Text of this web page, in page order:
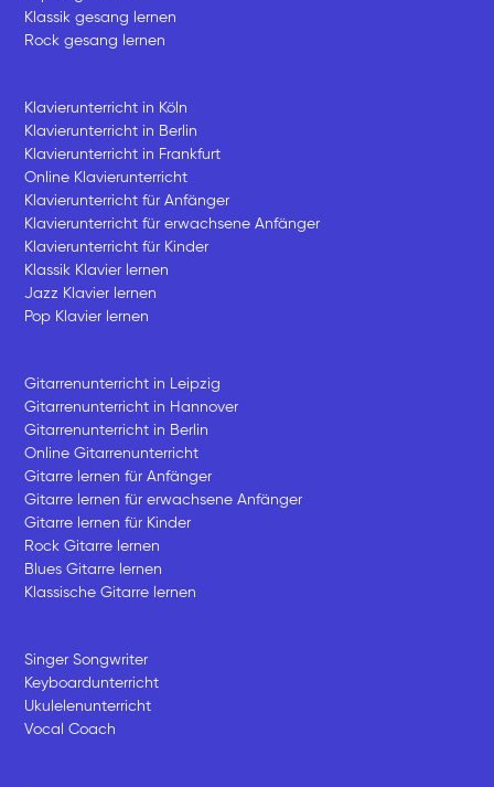
Klassik gesang lernen
Rock gesang lernen
Klavierunterricht in Köln
Klavierunterricht in Berlin
Klavierunterricht in Frankfurt
Online Klavierunterricht
Klavierunterricht für Anfänger
Klavierunterricht für erwachsene Anfänger
Klavierunterricht für Kinder
Klassik Klavier lernen
Jazz Klavier lernen
Pop Klavier lernen
Gitarrenunterricht in Leipzig
Gitarrenunterricht in Hannover
Gitarrenunterricht in Berlin
Online Gitarrenunterricht
Gitarre lernen für Anfänger
Gitarre lernen für erwachsene Anfänger
Gitarre lernen für Kinder
Rock Gitarre lernen
Blues Gitarre lernen
Klassische Gitarre lernen
Singer Songwriter
Keyboardunterricht
Ukulelenunterricht
Vocal Coach